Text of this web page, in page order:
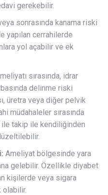
gerekebilir.
sonrasında kanama riski
yapılan cerrahilerde
yol açabilir ve ek
sırasında, idrar
delinme riski
üretra veya diğer pelvik
müdahaleler sırasında
ile takip ile kendiliğinden
Ameliyat bölgesinde yara
gelebilir. Özellikle diyabet
kişilerde veya sigara
olabilir.